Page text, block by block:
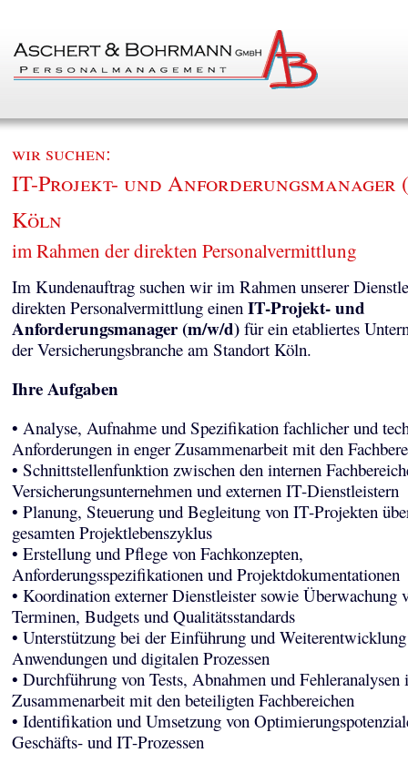
wir suchen:
IT-Projekt- und Anforderungsmanager
Köln
im Rahmen der direkten Personalvermittlung
Im Kundenauftrag suchen wir im Rahmen unserer
direkten Personalvermittlung einen IT-Projekt- und
Anforderungsmanager (m/w/d)für ein etabliertes
der Versicherungsbranche am Standort Köln.
Ihre Aufgaben
• Analyse, Aufnahme und Spezifikation fachlicher und
Anforderungen in enger Zusammenarbeit mit den
• Schnittstellenfunktion zwischen den internen
Versicherungsunternehmen und externen IT-Dienstleistern
• Planung, Steuerung und Begleitung von IT-Projekten
gesamten Projektlebenszyklus
• Erstellung und Pflege von Fachkonzepten,
Anforderungsspezifikationen und Projektdokumentationen
• Koordination externer Dienstleister sowie Überwachung
Terminen, Budgets und Qualitätsstandards
• Unterstützung bei der Einführung und
Anwendungen und digitalen Prozessen
• Durchführung von Tests, Abnahmen und Fehleranalysen
Zusammenarbeit mit den beteiligten Fachbereichen
• Identifikation und Umsetzung von
Geschäfts- und IT-Prozessen